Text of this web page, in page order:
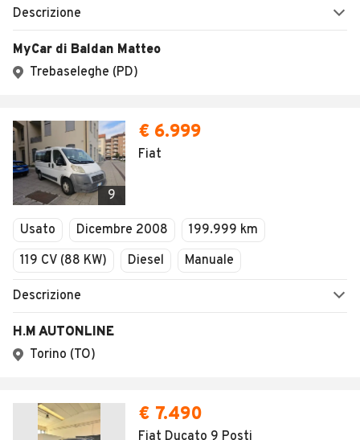
Descrizione
MyCar di Baldan Matteo
Trebaseleghe (PD)
9
€ 6.999
Fiat
Usato Dicembre 2008
199.999 km
119 CV (88 KW)
Diesel Manuale
Descrizione
H.M AUTONLINE
Torino (TO)
€ 7.490
Fiat Ducato 9 Posti